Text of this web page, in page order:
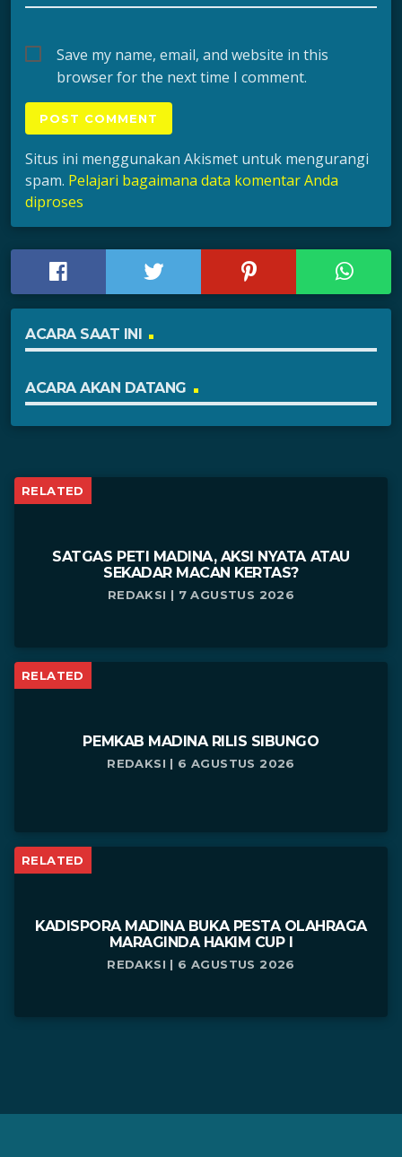
Save my name, email, and website in this
browser for the next time I comment.
Situs ini menggunakan Akismet untuk mengurangi
spam. Pelajari bagaimana data komentar Anda
diproses
ACARA SAAT INI
ACARA AKAN DATANG
RELATED
SATGAS PETI MADINA, AKSI NYATA ATAU
SEKADAR MACAN KERTAS?
REDAKSI | 7 AGUSTUS 2026
RELATED
PEMKAB MADINA RILIS SIBUNGO
REDAKSI | 6 AGUSTUS 2026
RELATED
KADISPORA MADINA BUKA PESTA OLAHRAGA
MARAGINDA HAKIM CUP I
REDAKSI | 6 AGUSTUS 2026